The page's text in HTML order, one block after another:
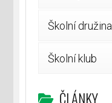
Školní družina
Školní klub
ČLÁNKY